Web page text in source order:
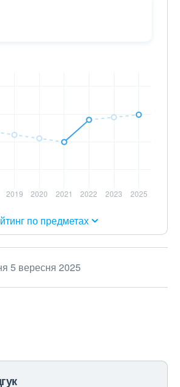
по предметах
5 вересня 2025